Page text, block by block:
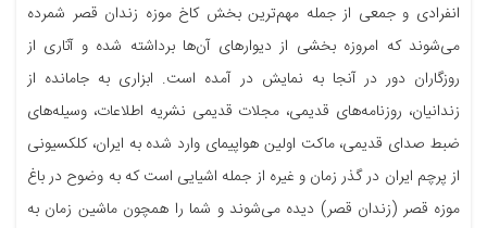
انفرادی و جمعی از جمله مهم‌ترین بخش کاخ موزه زندان قصر شمرده
می‌شوند که امروزه بخشی از دیوارهای آن‌ها برداشته شده و آثاری از
روزگاران دور در آنجا به نمایش در آمده است. ابزاری به جامانده از
زندانیان، روزنامه‌های قدیمی، مجلات قدیمی نشریه اطلاعات، وسیله‌های
ضبط صدای قدیمی، ماکت اولین هواپیمای وارد شده به ایران، کلکسیونی
از پرچم ایران در گذر زمان و غیره از جمله اشیایی است که به وضوح در باغ
موزه قصر (زندان قصر) دیده می‌شوند و شما را همچون ماشین زمان به